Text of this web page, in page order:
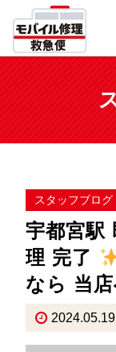
スタッフブログ
宇都宮駅
理 完了
なら 当店
2024.05.19